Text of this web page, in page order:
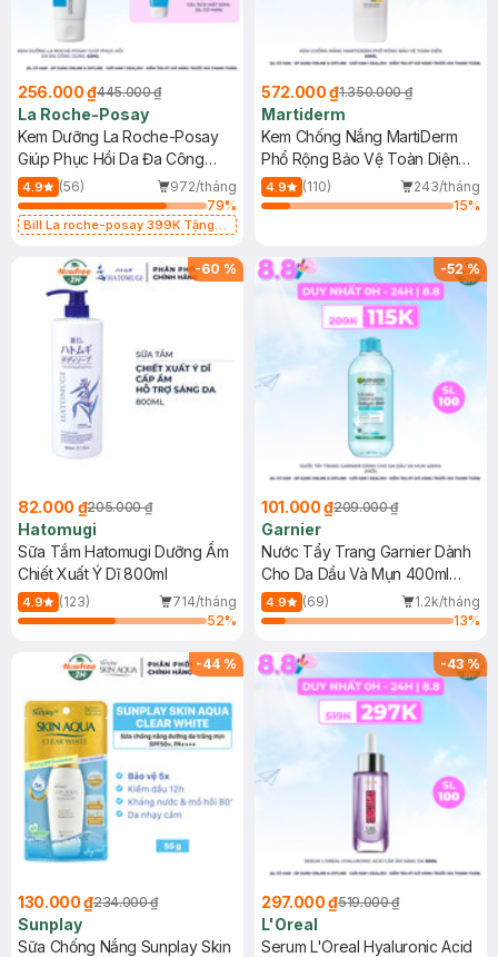
256.000 ₫445.000 ₫
La Roche-Posay
Kem Dưỡng La Roche-Posay
Giúp Phục Hồi Da Đa Công
Dụng 40ml
4.9 (56)
972/tháng
79%
Bill La roche-posay 399K Tặng
(SL có hạn)
572.000 ₫1.350.000 ₫
Martiderm
Kem Chống Nắng MartiDerm
Phổ Rộng Bảo Vệ Toàn Diện
40ml
4.9 (110)
243/tháng
15%
-60 %
82.000 ₫205.000 ₫
Hatomugi
Sữa Tắm Hatomugi Dưỡng Ẩm
Chiết Xuất Ý Dĩ 800ml
4.9 (123)
714/tháng
52%
-52%
101.000 ₫209.000 ₫
Garnier
Nước Tẩy Trang Garnier Dành
Cho Da Dầu Và Mụn 400ml
(Mới)
4.9 (69)
1.2k/tháng
13%
-44 %
130.000 ₫234.000 ₫
Sunplay
Sữa Chống Nắng Sunplay Skin
-43%
297.000 ₫519.000 ₫
L'Oreal
Serum L'Oreal Hyaluronic Acid